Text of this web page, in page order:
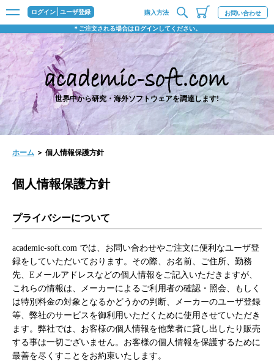
ログイン ユーザ登録
＊ご注文される場合はログインしてください。
購入方法 お問い合わせ
世界中から研究・海外ソフトウェアを調達します!
ホーム ＞ 個人情報保護方針
個人情報保護方針
プライバシーについて
academic-soft.com では、お問い合わせやご注文に便利なユーザ登
録をしていただいております。その際、お名前、ご住所、勤務
先、Eメールアドレスなどの個人情報をご記入いただきますが、
これらの情報は、メーカーによるご利用者の確認・照会、もしく
は特別料金の対象となるかどうかの判断、メーカーのユーザ登録
等、弊社のサービスを御利用いただくために使用させていただき
ます。弊社では、お客様の個人情報を他業者に貸し出したり販売
する事は一切ございません。お客様の個人情報を保護するために
最善を尽くすことをお約束いたします。